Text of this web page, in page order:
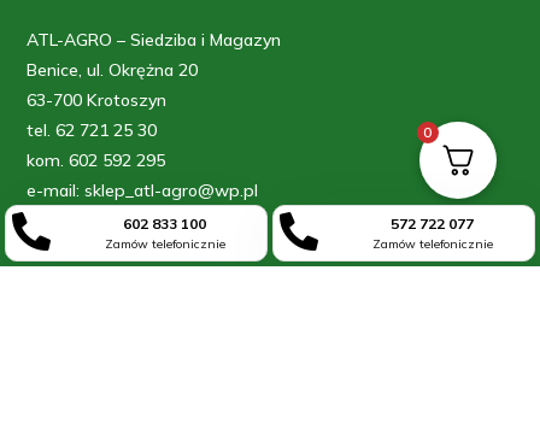
ATL-AGRO – Siedziba i Magazyn
Benice, ul. Okrężna 20
63-700 Krotoszyn
tel. 62 721 25 30
kom. 602 592 295
e-mail: sklep_atl-agro@wp.pl
Sklep
 602 833 100
Zamów telefonicznie  572 722 077
Zamów telefonicznie
0